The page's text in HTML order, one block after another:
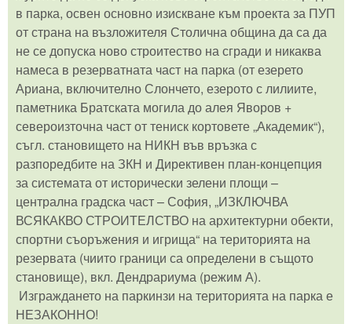
в парка, освен основно изискване към проекта за ПУП
от страна на възложителя Столична община да са да
не се допуска ново строитество на сгради и никаква
намеса в резерватната част на парка (от езерето
Ариана, включително Слончето, езерото с лилиите,
паметника Братската могила до алея Яворов +
североизточна част от тениск кортовете „Академик“),
съгл. становището на НИКН във връзка с
разпоредбите на ЗКН и Директивен план-концепция
за системата от исторически зелени площи –
централна градска част – София, „ИЗКЛЮЧВА
ВСЯКАКВО СТРОИТЕЛСТВО на архитектурни обекти,
спортни съоръжения и игрища“ на територията на
резервата (чиито граници са определени в същото
становище), вкл. Дендрариума (режим А).
Изграждането на паркинзи на територията на парка е
НЕЗАКОННО!